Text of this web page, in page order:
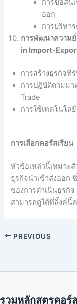
การขอสิน
ออก
การบริหา
การพัฒนาความ
in Import-
การสร้างธุรกิจที่
การปฏิบัติตามมา
Trade
การใช้เทคโนโล
การเลือกคอร์สเรียน
หัวข้อเหล่านี้เหมาะ
ธุรกิจนำเข้าส่งออก
ของการดำเนินธุรกิ
สามารถดูได้ที่ลิ้งค์นี้
PREVIOUS
รวมหลักสูตรคอร์